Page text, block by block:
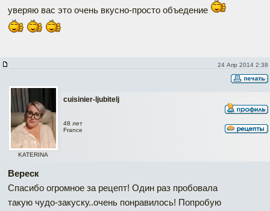
уверяю вас это очень вкусно-просто объедение
24 Апр 2014 2:38
cuisinier-ljubitelj
KATERINA
48 лет
France
Вереск
Спасибо огромное за рецепт! Один раз пробовала
такую чудо-закуску..очень понравилось! Попробую